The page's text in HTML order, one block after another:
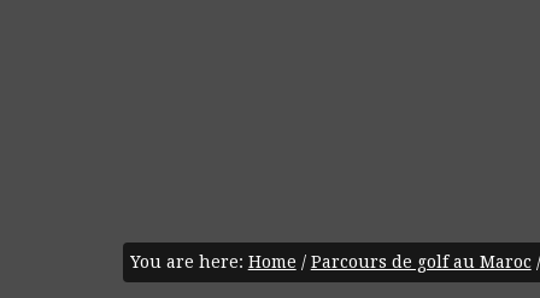
You are here: Home / Parcours de golf au Maroc /